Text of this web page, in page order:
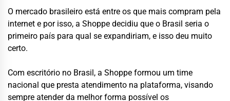
O mercado brasileiro está entre os que mais compram pela
internet e por isso, a Shoppe decidiu que o Brasil seria o
primeiro país para qual se expandiriam, e isso deu muito
certo.
Com escritório no Brasil, a Shoppe formou um time
nacional que presta atendimento na plataforma, visando
sempre atender da melhor forma possível os